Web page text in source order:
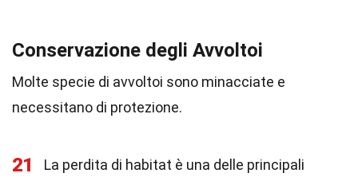
Conservazione degli Avvoltoi
Molte specie di avvoltoi sono minacciate e
necessitano di protezione.
21
La perdita di habitat è una delle principali